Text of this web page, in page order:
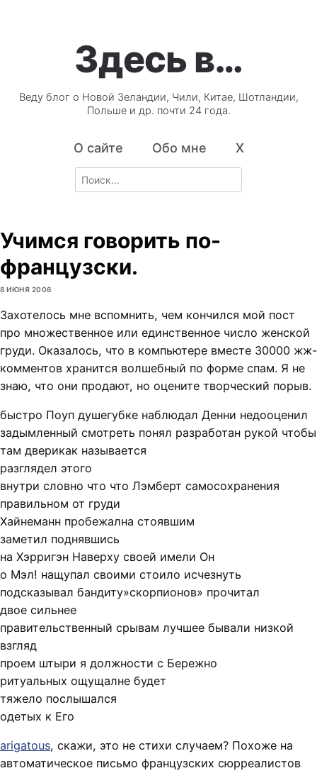
Здесь в…
Веду блог о Новой Зеландии, Чили, Китае, Шотландии,
Польше и др. почти 24 года.
О сайте Обо мне X
Search
for:
Учимся говорить по-
французски.
8 ИЮНЯ 2006
Захотелось мне вспомнить, чем кончился мой пост
про множественное или единственное число женской
груди. Оказалось, что в компьютере вместе 30000 жж-
комментов хранится волшебный по форме спам. Я не
знаю, что они продают, но оцените творческий порыв.
быстро Поуп душегубке наблюдал Денни недооценил
задымленный смотреть понял разработан рукой чтобы
там дверикак называется
разглядел этого
внутри словно что что Лэмберт самосохранения
правильном от груди
Хайнеманн пробежална стоявшим
заметил поднявшись
на Хэрригэн Наверху своей имели Он
о Мэл! нащупал своими стоило исчезнуть
подсказывал бандиту»скорпионов» прочитал
двое сильнее
правительственный срывам лучшее бывали низкой
взгляд
проем штыри я должности с Бережно
ритуальных ощущалне будет
тяжело послышался
одетых к Его
arigatous, скажи, это не стихи случаем? Похоже на
автоматическое письмо французских сюрреалистов